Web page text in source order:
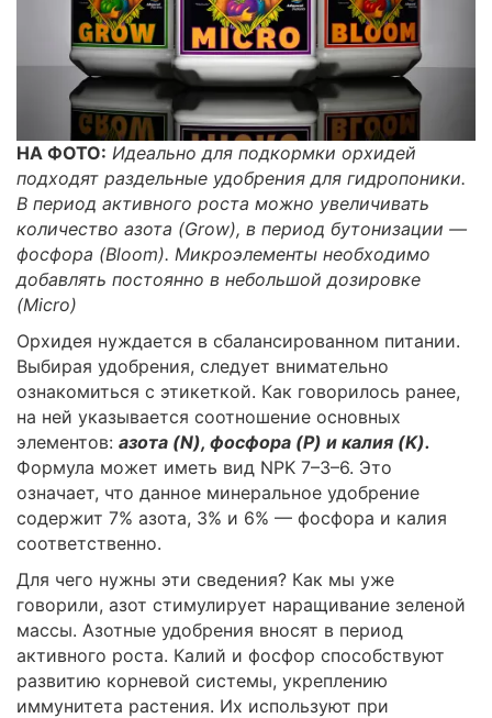
НА ФОТО: Идеально для подкормки орхидей
подходят раздельные удобрения для гидропоники.
В период активного роста можно увеличивать
количество азота (Grow), в период бутонизации —
фосфора (Bloom). Микроэлементы необходимо
добавлять постоянно в небольшой дозировке
(Micro)
Орхидея нуждается в сбалансированном питании.
Выбирая удобрения, следует внимательно
ознакомиться с этикеткой. Как говорилось ранее,
на ней указывается соотношение основных
элементов: азота (N), фосфора (P) и калия (K).
Формула может иметь вид NPK 7–3–6. Это
означает, что данное минеральное удобрение
содержит 7% азота, 3% и 6% — фосфора и калия
соответственно.
Для чего нужны эти сведения? Как мы уже
говорили, азот стимулирует наращивание зеленой
массы. Азотные удобрения вносят в период
активного роста. Калий и фосфор способствуют
развитию корневой системы, укреплению
иммунитета растения. Их используют при